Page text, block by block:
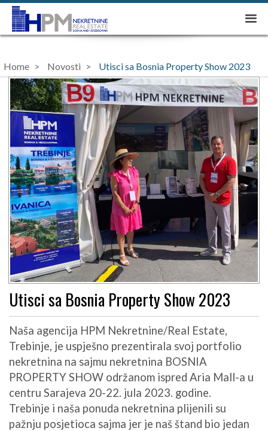
Home Novosti Utisci sa Bosnia Property Show 2023
Utisci sa Bosnia Property Show 2023
Naša agencija HPM Nekretnine/Real Estate,
Trebinje, je uspješno prezentirala svoj portfolio
nekretnina na sajmu nekretnina BOSNIA
PROPERTY SHOW održanom ispred Aria Mall-a u
centru Sarajeva 20-22. jula 2023. godine.
Trebinje i naša ponuda nekretnina plijenili su
pažnju posjetioca sajma jer je naš štand bio jedan